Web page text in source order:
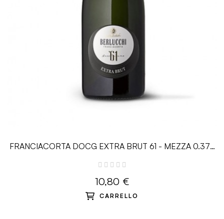
FRANCIACORTA DOCG EXTRA BRUT 61 - MEZZA 0.375
10,80 €
CARRELLO